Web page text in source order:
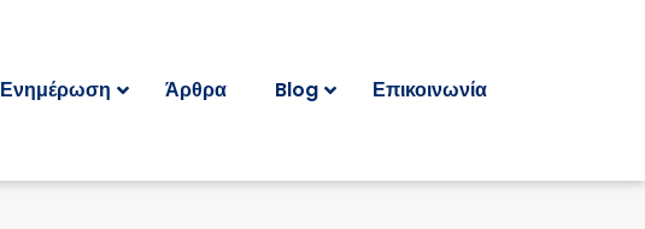
Ενημέρωση Άρθρα Blog Επικοινωνία